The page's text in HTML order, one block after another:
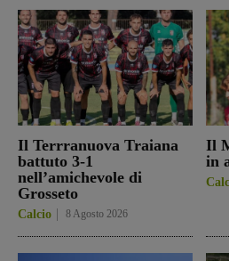
Il Terrranuova Traiana
battuto 3-1
nell’amichevole di
Grosseto
Calcio 8 Agosto 2026
Il
in